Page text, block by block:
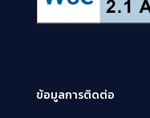
ข้อมูลการติดต่อ